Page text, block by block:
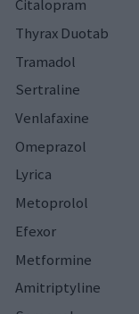
Citalopram
Thyrax Duotab
Tramadol
Sertraline
Venlafaxine
Omeprazol
Lyrica
Metoprolol
Efexor
Metformine
Amitriptyline